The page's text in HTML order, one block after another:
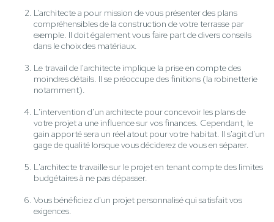
L’architecte a pour mission de vous présenter des plans
compréhensibles de la construction de votre terrasse par
exemple. Il doit également vous faire part de divers conseils
dans le choix des matériaux.
Le travail de l'architecte implique la prise en compte des
moindres détails. Il se préoccupe des finitions (la robinetterie
notamment).
L'intervention d'un architecte pour concevoir les plans de
votre projet a une influence sur vos finances. Cependant, le
gain apporté sera un réel atout pour votre habitat. Il s'agit d'un
gage de qualité lorsque vous déciderez de vous en séparer.
L'architecte travaille sur le projet en tenant compte des limites
budgétaires à ne pas dépasser.
Vous bénéficiez d'un projet personnalisé qui satisfait vos
exigences.